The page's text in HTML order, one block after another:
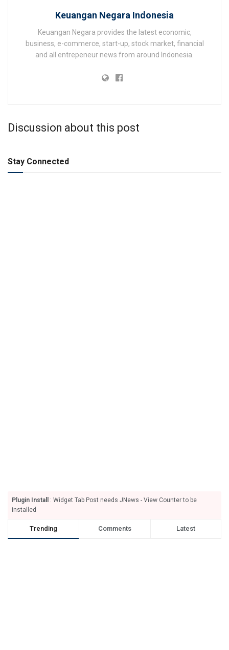
Keuangan Negara Indonesia
Keuangan Negara provides the latest economic,
business, e-commerce, start-up, stock market, financial
and all entrepeneur news from around Indonesia.
Discussion about this post
Stay Connected
Plugin Install
: Widget Tab Post needs JNews - View Counter to be
installed
Trending Comments Latest